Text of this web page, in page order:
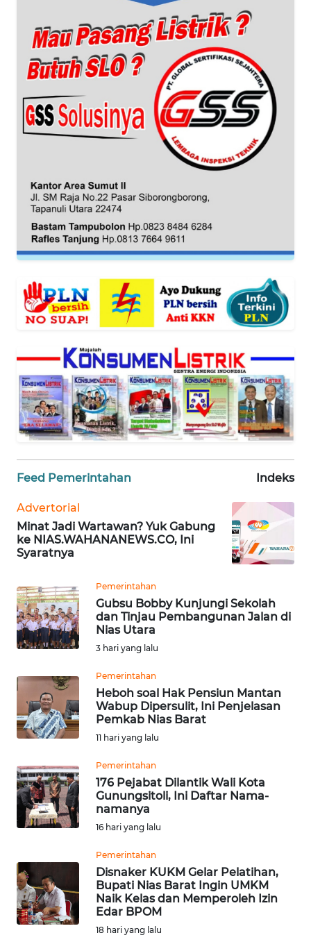
Feed Pemerintahan Indeks
Advertorial
Minat Jadi Wartawan? Yuk Gabung
ke NIAS.WAHANANEWS.CO, Ini
Syaratnya
Pemerintahan
Gubsu Bobby Kunjungi Sekolah
dan Tinjau Pembangunan Jalan di
Nias Utara
3 hari yang lalu
Pemerintahan
Heboh soal Hak Pensiun Mantan
Wabup Dipersulit, Ini Penjelasan
Pemkab Nias Barat
11 hari yang lalu
Pemerintahan
176 Pejabat Dilantik Wali Kota
Gunungsitoli, Ini Daftar Nama-
namanya
16 hari yang lalu
Pemerintahan
Disnaker KUKM Gelar Pelatihan,
Bupati Nias Barat Ingin UMKM
Naik Kelas dan Memperoleh Izin
Edar BPOM
18 hari yang lalu
PEDOMAN
MEDIA
SIBER
KARIR
Wahana
Regional
WN
WN
JAKARTA
WN
JABAR
WN
BANTEN
NTT
WN
KEPRI
PAPUA
WN
PAPUA
BARAT
RIAU
WN
WN
JAMBI
WN
NTB